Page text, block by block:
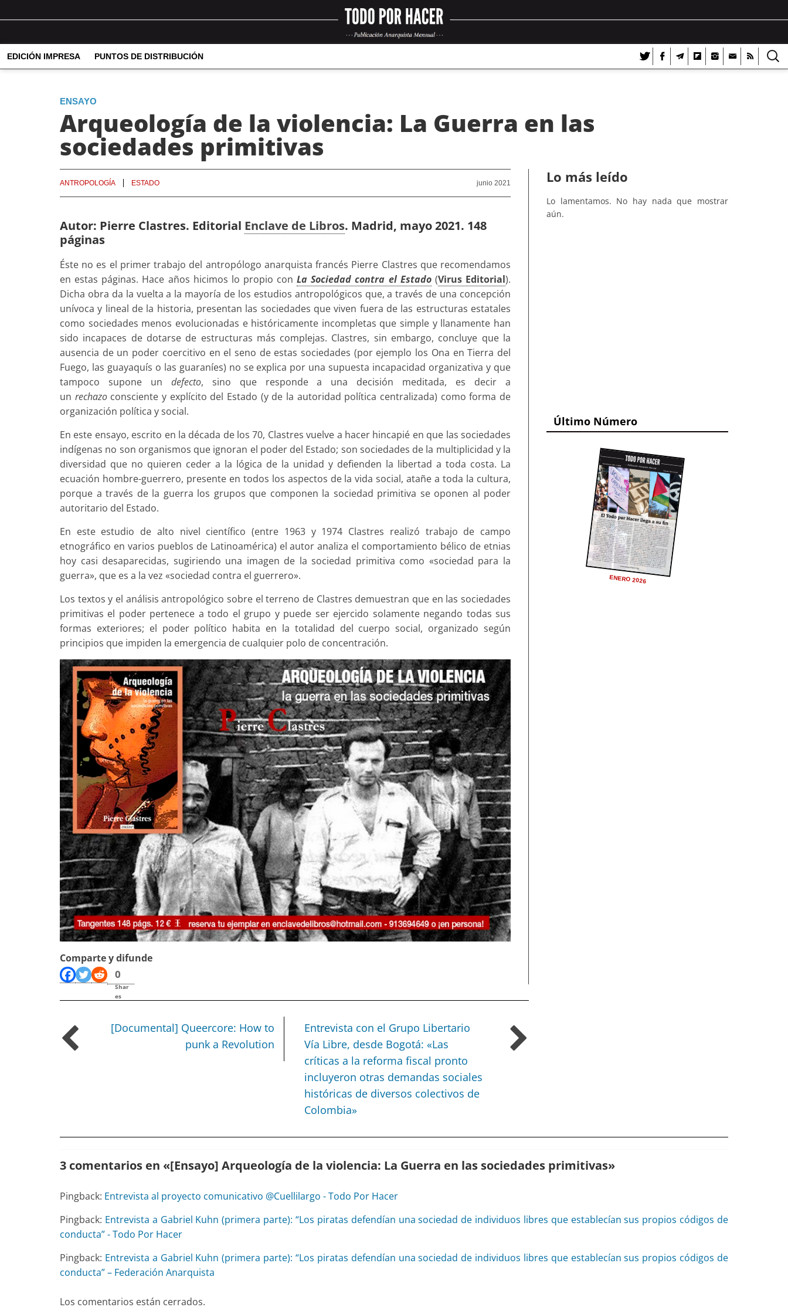
EDICIÓN IMPRESA PUNTOS DE DISTRIBUCIÓN
ENSAYO
Arqueología de la violencia: La Guerra en las
sociedades primitivas
junio 2021
ANTROPOLOGÍA ESTADO
Autor: Pierre Clastres. Editorial Enclave de Libros. Madrid, mayo 2021. 148
páginas
Éste no es el primer trabajo del antropólogo anarquista francés Pierre Clastres que recomendamos
en estas páginas. Hace años hicimos lo propio conLa Sociedad contra el Estado(Virus Editorial).
Dicha obra da la vuelta a la mayoría de los estudios antropológicos que, a través de una concepción
unívoca y lineal de la historia, presentan las sociedades que viven fuera de las estructuras estatales
como sociedades menos evolucionadas e históricamente incompletas que simple y llanamente han
sido incapaces de dotarse de estructuras más complejas. Clastres, sin embargo, concluye que la
ausencia de un poder coercitivo en el seno de estas sociedades (por ejemplo los Ona en Tierra del
Fuego, las guayaquís o las guaraníes) no se explica por una supuesta incapacidad organizativa y que
tampoco supone un defecto, sino que responde a una decisión meditada, es decir a
un rechazoconsciente y explícito del Estado (y de la autoridad política centralizada) como forma de
organización política y social.
En este ensayo, escrito en la década de los 70, Clastres vuelve a hacer hincapié en que las sociedades
indígenas no son organismos que ignoran el poder del Estado; son sociedades de la multiplicidad y la
diversidad que no quieren ceder a la lógica de la unidad y defienden la libertad a toda costa. La
ecuación hombre-guerrero, presente en todos los aspectos de la vida social, atañe a toda la cultura,
porque a través de la guerra los grupos que componen la sociedad primitiva se oponen al poder
autoritario del Estado.
En este estudio de alto nivel científico (entre 1963 y 1974 Clastres realizó trabajo de campo
etnográfico en varios pueblos de Latinoamérica) el autor analiza el comportamiento bélico de etnias
hoy casi desaparecidas, sugiriendo una imagen de la sociedad primitiva como «sociedad para la
guerra», que es a la vez «sociedad contra el guerrero».
Los textos y el análisis antropológico sobre el terreno de Clastres demuestran que en las sociedades
primitivas el poder pertenece a todo el grupo y puede ser ejercido solamente negando todas sus
formas exteriores; el poder político habita en la totalidad del cuerpo social, organizado según
principios que impiden la emergencia de cualquier polo de concentración.
Comparte y difunde
0
Shar
es
[Documental] Queercore: How to
punk a Revolution
Entrevista con el Grupo Libertario
Vía Libre, desde Bogotá: «Las
críticas a la reforma fiscal pronto
incluyeron otras demandas sociales
históricas de diversos colectivos de
Colombia»
Lo más leído
Lo lamentamos. No hay nada que mostrar
aún.
Último Número
ENERO 2026
3 comentarios en «[Ensayo] Arqueología de la violencia: La Guerra en las sociedades primitivas»
Pingback: Entrevista al proyecto comunicativo @Cuellilargo - Todo Por Hacer
Pingback: Entrevista a Gabriel Kuhn (primera parte): “Los piratas defendían una sociedad de individuos libres que establecían sus propios códigos de
conducta” - Todo Por Hacer
Pingback: Entrevista a Gabriel Kuhn (primera parte): “Los piratas defendían una sociedad de individuos libres que establecían sus propios códigos de
conducta” – Federación Anarquista
Los comentarios están cerrados.